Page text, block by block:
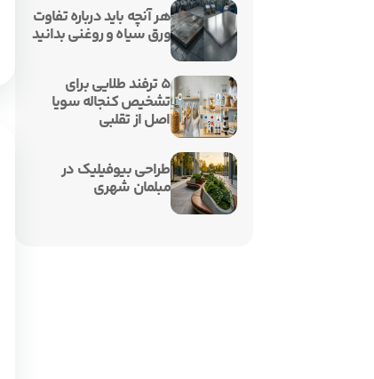
هر آنچه باید درباره تفاوت
ورق سیاه و روغنی بدانید
۵ ترفند طلایی برای
تشخیص کنجاله سویا
اصل از تقلبی
طراحی بیوفیلیک در
مبلمان شهری